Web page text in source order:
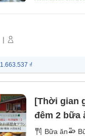
|
1.663.537 ₫
[Thời gian
đêm 2 bữa
Bữa sáng:
Bữa ăn